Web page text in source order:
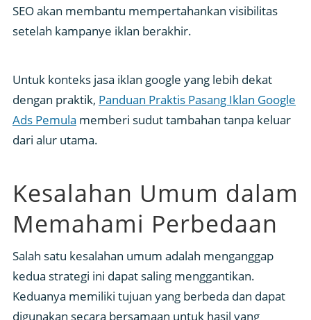
SEO akan membantu mempertahankan visibilitas
setelah kampanye iklan berakhir.
Untuk konteks jasa iklan google yang lebih dekat
dengan praktik, Panduan Praktis Pasang Iklan Google
Ads Pemula memberi sudut tambahan tanpa keluar
dari alur utama.
Kesalahan Umum dalam
Memahami Perbedaan
Salah satu kesalahan umum adalah menganggap
kedua strategi ini dapat saling menggantikan.
Keduanya memiliki tujuan yang berbeda dan dapat
digunakan secara bersamaan untuk hasil yang